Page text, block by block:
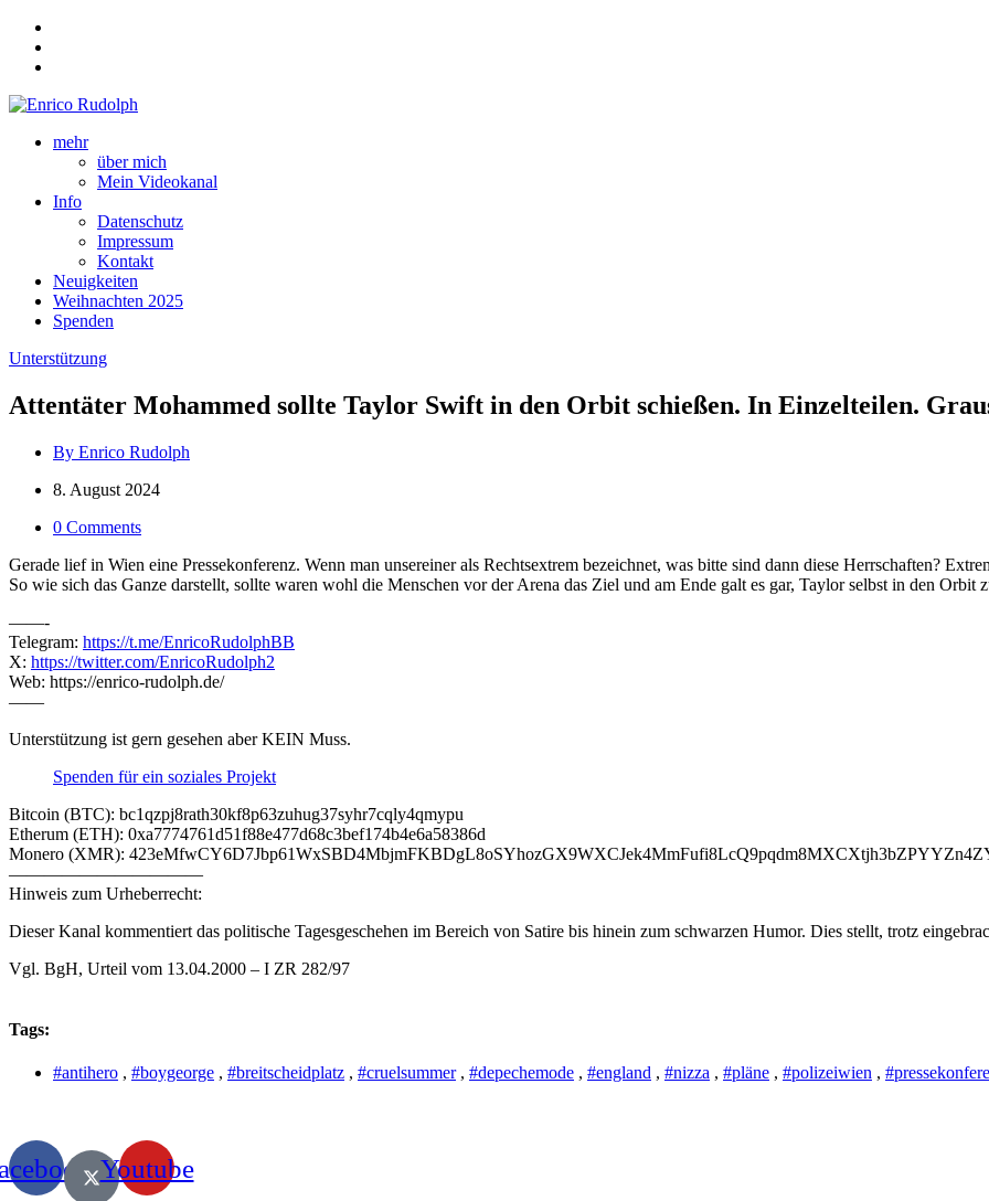
mehr
über mich
Mein Videokanal
Info
Datenschutz
Impressum
Kontakt
Neuigkeiten
Weihnachten 2025
Spenden
Unterstützung
Attentäter Mohammed sollte Taylor Swift in den Orbit schießen. In Einzelteilen.
By Enrico Rudolph
8. August 2024
0 Comments
Gerade lief in Wien eine Pressekonferenz. Wenn man unsereiner als Rechtsextrem bezeichnet, was bitte sind dann diese Herrschaften?
So wie sich das Ganze darstellt, sollte waren wohl die Menschen vor der Arena das Ziel und am Ende galt es gar, Taylor selbst in den Orbit
——-
Telegram: https://t.me/EnricoRudolphBB
X: https://twitter.com/EnricoRudolph2
Web: https://enrico-rudolph.de/
——
Unterstützung ist gern gesehen aber KEIN Muss.
Spenden für ein soziales Projekt
Bitcoin (BTC): bc1qzpj8rath30kf8p63zuhug37syhr7cqly4qmypu
Etherum (ETH): 0xa7774761d51f88e477d68c3bef174b4e6a58386d
Monero (XMR):
———————————
Hinweis zum Urheberrecht:
Dieser Kanal kommentiert das politische Tagesgeschehen im Bereich von Satire bis hinein zum schwarzen Humor. Dies stellt, trotz
Vgl. BgH, Urteil vom 13.04.2000 – I ZR 282/97
Tags:
#antihero , #boygeorge , #breitscheidplatz , #cruelsummer, #depechemode , #england , #nizza , #pläne , #polizeiwien ,
Youtube